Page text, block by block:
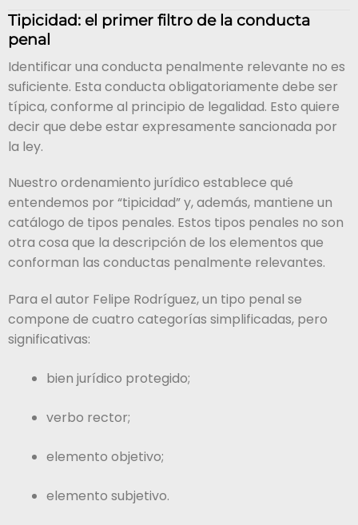
Tipicidad: el primer filtro de la conducta
penal
Identificar una conducta penalmente relevante no es
suficiente. Esta conducta obligatoriamente debe ser
típica, conforme al principio de legalidad. Esto quiere
decir que debe estar expresamente sancionada por
la ley.
Nuestro ordenamiento jurídico establece qué
entendemos por “tipicidad” y, además, mantiene un
catálogo de tipos penales. Estos tipos penales no son
otra cosa que la descripción de los elementos que
conforman las conductas penalmente relevantes.
Para el autor Felipe Rodríguez, un tipo penal se
compone de cuatro categorías simplificadas, pero
significativas:
bien jurídico protegido;
verbo rector;
elemento objetivo;
elemento subjetivo.